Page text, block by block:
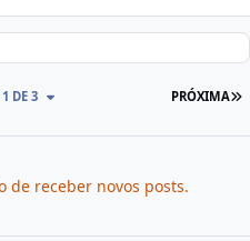
PRÓXIMA
DE 3
de receber novos posts.